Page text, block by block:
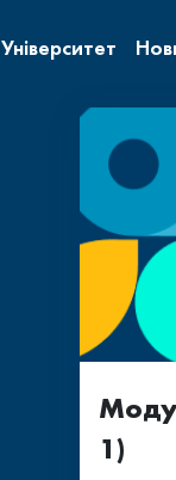
Університет
1)